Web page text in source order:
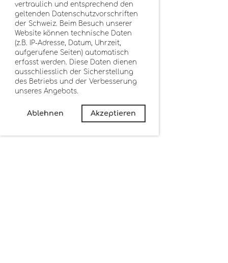
vertraulich und entsprechend den
geltenden Datenschutzvorschriften
der Schweiz. Beim Besuch unserer
Website können technische Daten
(z.B. IP-Adresse, Datum, Uhrzeit,
aufgerufene Seiten) automatisch
erfasst werden. Diese Daten dienen
ausschliesslich der Sicherstellung
des Betriebs und der Verbesserung
unseres Angebots.
Ablehnen Akzeptieren